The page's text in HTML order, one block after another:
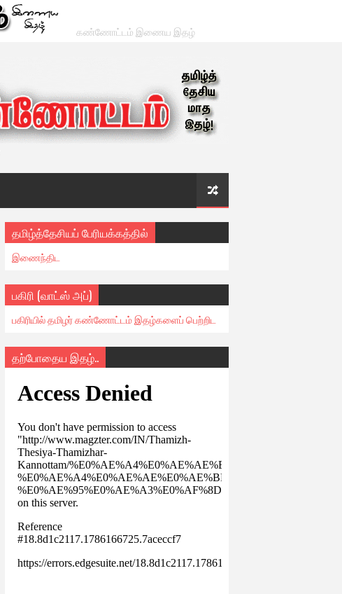
கண்ணோட்டம் இணைய இதழ்
தமிழ்த்தேசியப் பேரியக்கத்தில்
இணைந்திட
பகிரி (வாட்ஸ் அப்)
பகிரியில் தமிழர் கண்ணோட்டம் இதழ்களைப் பெற்றிட
தற்போதைய இதழ்..